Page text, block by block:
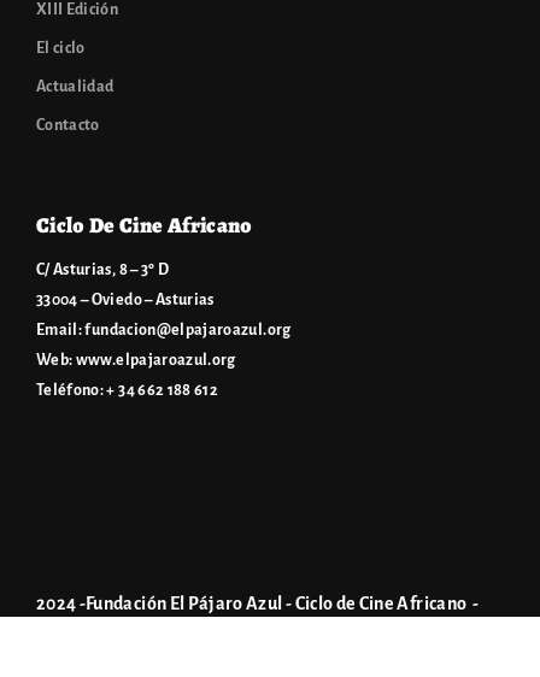
XIII Edición
El ciclo
Actualidad
Contacto
Ciclo De Cine Africano
C/ Asturias, 8 – 3º D
33004 – Oviedo – Asturias
Email:fundacion@elpajaroazul.org
Web: www.elpajaroazul.org
Teléfono: + 34 662 188 612
2024 -Fundación El Pájaro Azul - Ciclo de Cine Africano -